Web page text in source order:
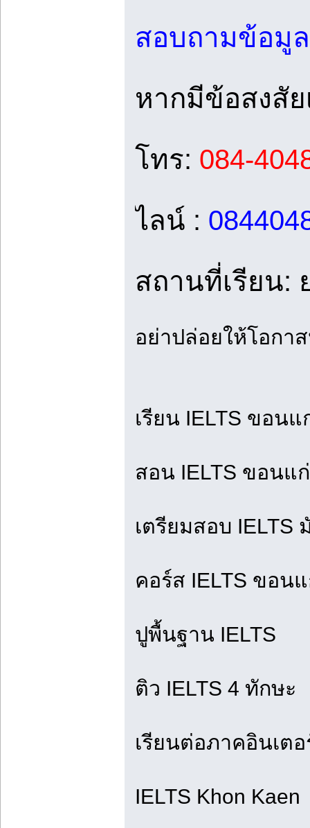
สอบถามข้อมู
หากมีข้อสงสัย
โทร: 084-
ไลน์ :
สถานที่เรียน:
อย่าปล่อยให้โอกา
เรียน IELTS ขอน
สอน IELTS ขอนแ
เตรียมสอบ IELTS
คอร์ส IELTS ขอน
ปูพื้นฐาน IELTS
ติว IELTS 4 ทักษะ
เรียนต่อภาคอินเตอ
IELTS Khon Kaen